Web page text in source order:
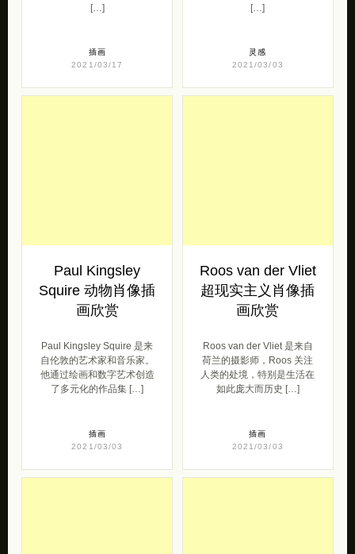
[…]
插画
2021/03/17
[…]
灵感
2021/03/03
Paul Kingsley
Squire 动物肖像插
画欣赏
Paul Kingsley Squire 是来
自伦敦的艺术家和音乐家。
他通过绘画和数字艺术创造
了多元化的作品集 […]
插画
2021/03/03
Roos van der Vliet
超现实主义肖像插
画欣赏
Roos van der Vliet 是来自
荷兰的摄影师，Roos 关注
人类的处境，特别是生活在
如此庞大而历史 […]
插画
2021/03/03